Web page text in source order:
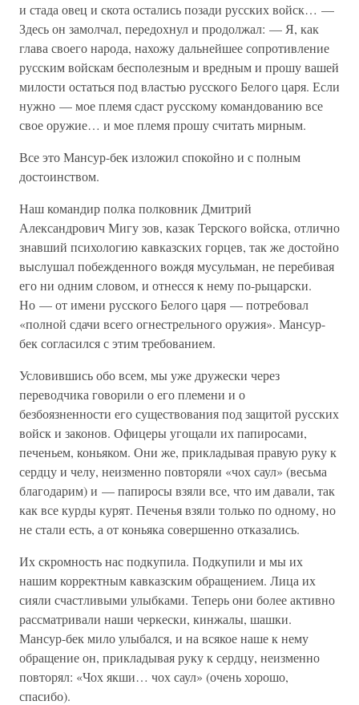
и стада овец и скота остались позади русских войск… —
Здесь он замолчал, передохнул и продолжал: — Я, как
глава своего народа, нахожу дальнейшее сопротивление
русским войскам бесполезным и вредным и прошу вашей
милости остаться под властью русского Белого царя. Если
нужно — мое племя сдаст русскому командованию все
свое оружие… и мое племя прошу считать мирным.
Все это Мансур-бек изложил спокойно и с полным
достоинством.
Наш командир полка полковник Дмитрий
Александрович Мигу зов, казак Терского войска, отлично
знавший психологию кавказских горцев, так же достойно
выслушал побежденного вождя мусульман, не перебивая
его ни одним словом, и отнесся к нему по-рыцарски.
Но — от имени русского Белого царя — потребовал
«полной сдачи всего огнестрельного оружия». Мансур-
бек согласился с этим требованием.
Условившись обо всем, мы уже дружески через
переводчика говорили о его племени и о
безбоязненности его существования под защитой русских
войск и законов. Офицеры угощали их папиросами,
печеньем, коньяком. Они же, прикладывая правую руку к
сердцу и челу, неизменно повторяли «чох саул» (весьма
благодарим) и — папиросы взяли все, что им давали, так
как все курды курят. Печенья взяли только по одному, но
не стали есть, а от коньяка совершенно отказались.
Их скромность нас подкупила. Подкупили и мы их
нашим корректным кавказским обращением. Лица их
сияли счастливыми улыбками. Теперь они более активно
рассматривали наши черкески, кинжалы, шашки.
Мансур-бек мило улыбался, и на всякое наше к нему
обращение он, прикладывая руку к сердцу, неизменно
повторял: «Чох якши… чох саул» (очень хорошо,
спасибо).